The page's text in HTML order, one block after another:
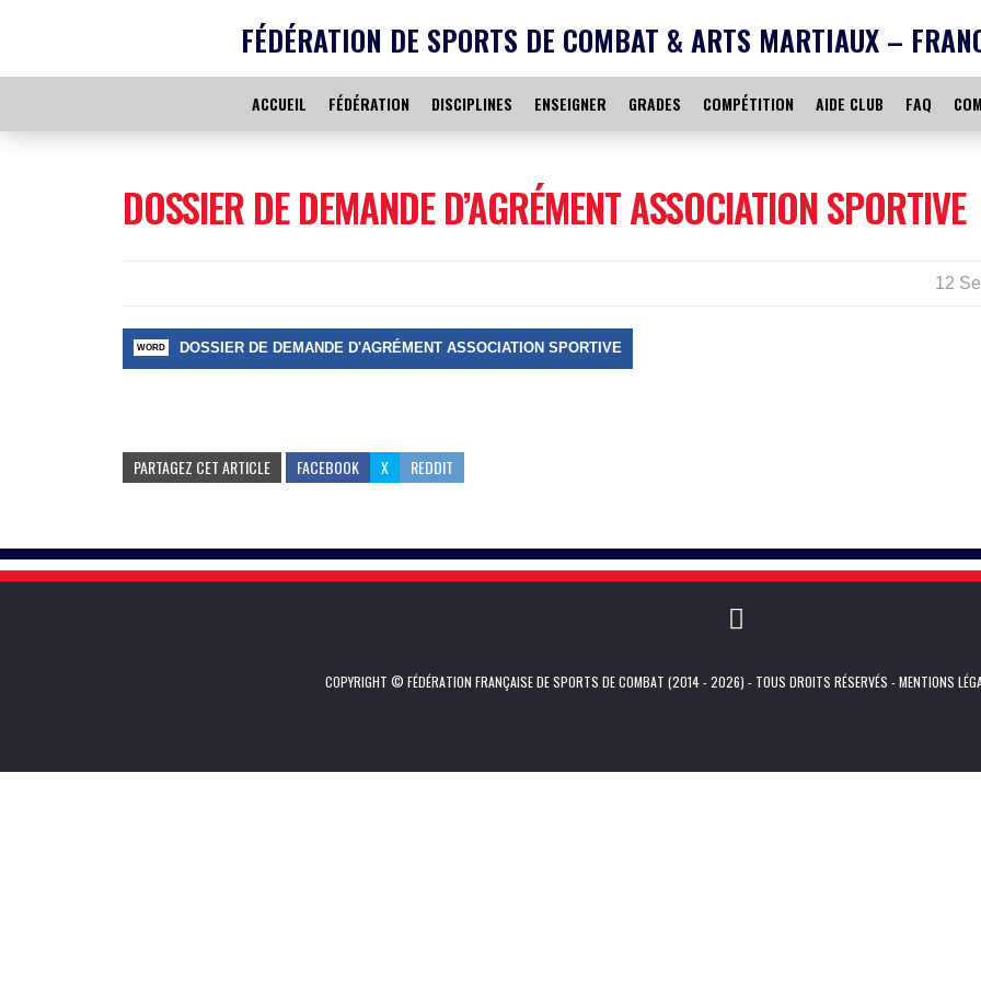
FÉDÉRATION DE SPORTS DE COMBAT & ARTS MARTIAUX –
ACCUEIL FÉDÉRATION DISCIPLINES ENSEIGNER GRADES COMPÉTITION AIDE CLUB FAQ
DOSSIER DE DEMANDE D’AGRÉMENT ASSOCIATION SPORTIVE
12
DOSSIER DE DEMANDE D'AGRÉMENT ASSOCIATION SPORTIVE
PARTAGEZ CET ARTICLE FACEBOOK X REDDIT
COPYRIGHT © FÉDÉRATION FRANÇAISE DE SPORTS DE COMBAT (2014 - 2026) - TOUS DROITS RÉSERVÉS -MENTIONS